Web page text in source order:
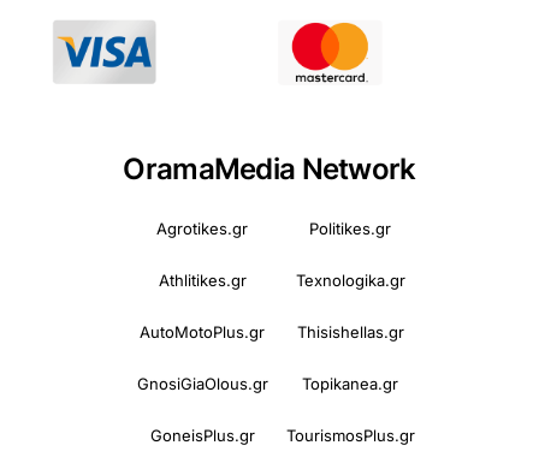
OramaMedia Network
Agrotikes.gr Politikes.gr
Athlitikes.gr Texnologika.gr
AutoMotoPlus.gr Thisishellas.gr
GnosiGiaOlous.gr Topikanea.gr
GoneisPlus.gr TourismosPlus.gr